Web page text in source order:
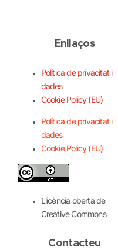
Enllaços
Política de privacitat i
dades
Cookie Policy (EU)
Política de privacitat i
dades
Cookie Policy (EU)
Llicència oberta de
Creative Commons
Contacteu